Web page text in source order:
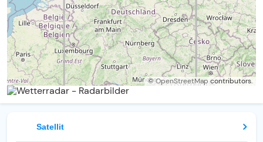
©OpenStreetMap contributors.
Satellit